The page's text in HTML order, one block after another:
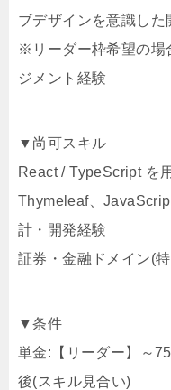
ブデザインを意識した
※リーダー枠希望の場
ジメント経験
▼尚可スキル
React / TypeScript を
Thymeleaf、
計・開発経験
証券・金融ドメイン(
▼条件
単金:【リーダー】～
後(スキル見合い)